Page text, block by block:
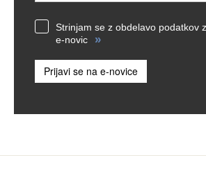
Strinjam se z obdelavo podatkov
e-novic
»
Prijavi se na e-novice